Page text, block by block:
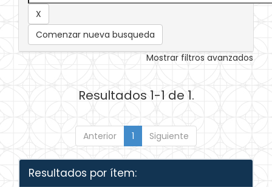
Comenzar nueva busqueda
Mostrar filtros avanzados
Resultados 1-1 de 1.
Anterior 1 Siguiente
Resultados por ítem: